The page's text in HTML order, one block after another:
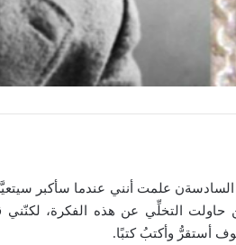
علمت أنني عندما سأكبر
حاولت التخلِّي عن هذه الفكرة، لكنّني
أستقرُّ وأكتبُ كتبًا.